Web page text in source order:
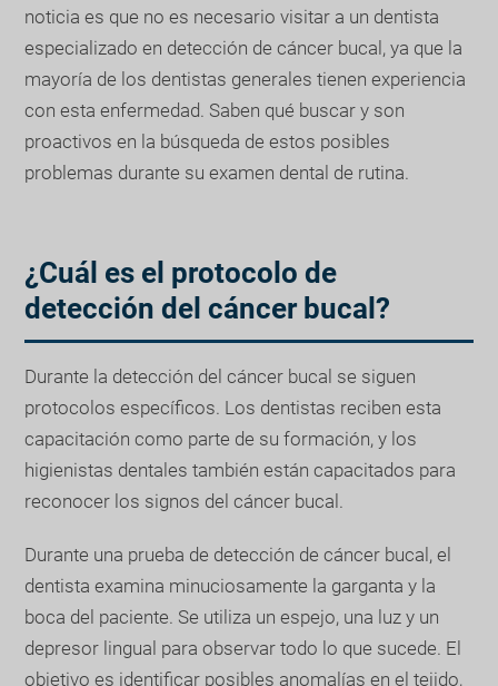
noticia es que no es necesario visitar a un dentista
especializado en detección de cáncer bucal, ya que la
mayoría de los dentistas generales tienen experiencia
con esta enfermedad. Saben qué buscar y son
proactivos en la búsqueda de estos posibles
problemas durante su examen dental de rutina.
¿Cuál es el protocolo de
detección del cáncer bucal?
Durante la detección del cáncer bucal se siguen
protocolos específicos. Los dentistas reciben esta
capacitación como parte de su formación, y los
higienistas dentales también están capacitados para
reconocer los signos del cáncer bucal.
Durante una prueba de detección de cáncer bucal, el
dentista examina minuciosamente la garganta y la
boca del paciente. Se utiliza un espejo, una luz y un
depresor lingual para observar todo lo que sucede. El
objetivo es identificar posibles anomalías en el tejido,